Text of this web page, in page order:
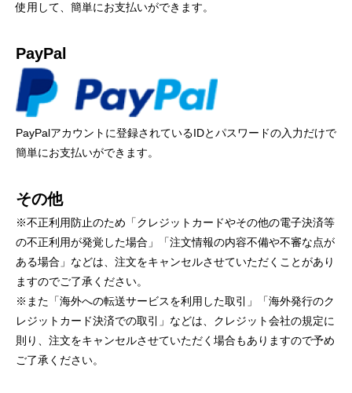
使用して、簡単にお支払いができます。
PayPal
PayPalアカウントに登録されているIDとパスワードの入力だけで
簡単にお支払いができます。
その他
※不正利用防止のため「クレジットカードやその他の電子決済等
の不正利用が発覚した場合」「注文情報の内容不備や不審な点が
ある場合」などは、注文をキャンセルさせていただくことがあり
ますのでご了承ください。
※また「海外への転送サービスを利用した取引」「海外発行のク
レジットカード決済での取引」などは、クレジット会社の規定に
則り、注文をキャンセルさせていただく場合もありますので予め
ご了承ください。